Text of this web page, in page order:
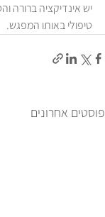
יש אינדיקציה ברורה
טיפולי באותו המפגש.
פוסטים אחרונים